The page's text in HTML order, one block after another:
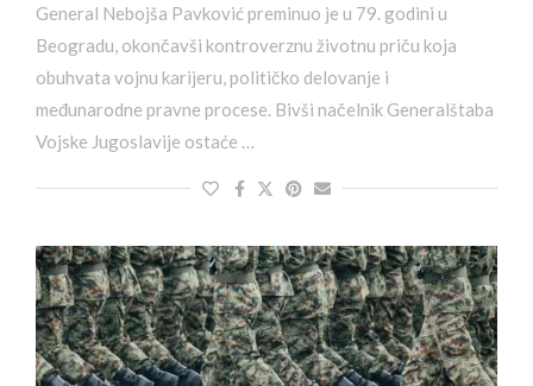
General Nebojša Pavković preminuo je u 79. godini u
Beogradu, okončavši kontroverznu životnu priču koja
obuhvata vojnu karijeru, političko delovanje i
međunarodne pravne procese. Bivši načelnik Generalštaba
Vojske Jugoslavije ostaće …